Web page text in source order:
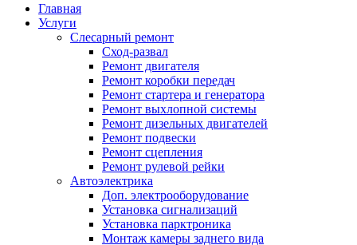
Главная
Услуги
Слесарный ремонт
Сход-развал
Ремонт двигателя
Ремонт коробки передач
Ремонт стартера и генератора
Ремонт выхлопной системы
Ремонт дизельных двигателей
Ремонт подвески
Ремонт сцепления
Ремонт рулевой рейки
Автоэлектрика
Доп. электрооборудование
Установка сигнализаций
Установка парктроника
Монтаж камеры заднего вида